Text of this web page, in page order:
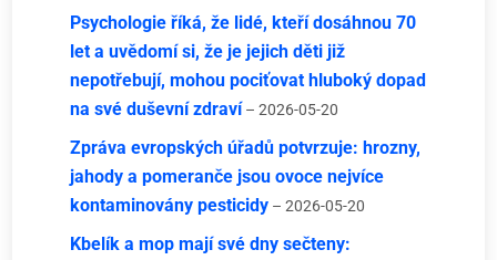
Psychologie říká, že lidé, kteří dosáhnou 70
let a uvědomí si, že je jejich děti již
nepotřebují, mohou pociťovat hluboký dopad
na své duševní zdraví – 2026-05-20
Zpráva evropských úřadů potvrzuje: hrozny,
jahody a pomeranče jsou ovoce nejvíce
kontaminovány pesticidy – 2026-05-20
Kbelík a mop mají své dny sečteny: